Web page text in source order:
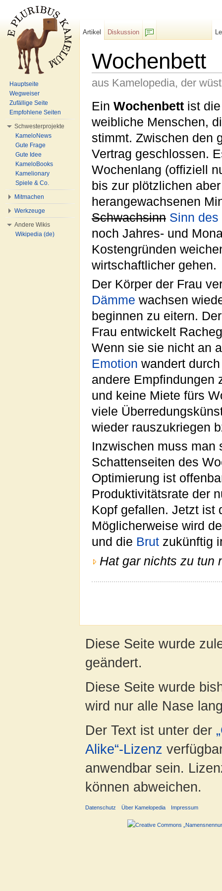
Wochenbett
aus Kamelopedia, der
Ein Wochenbett ist
weibliche Menschen,
stimmt. Zwischen den
Vertrag geschlossen.
Wochenlang (offiziell
bis zur plötzlichen
herangewachsenen
Schwachsinn Sinn des
noch Jahres- und
Kostengründen
wirtschaftlicher gehen.
Der Körper der Frau
Dämme wachsen
beginnen zu eitern.
Frau entwickelt
Wenn sie sie nicht an
Emotion wandert
andere Empfindungen
und keine Miete fürs
viele
wieder rauszukriegen
Inzwischen muss
Schattenseiten des
Optimierung ist
Produktivitätsrate der
Kopf gefallen. Jetzt ist
Möglicherweise wird
und die Brut zukünftig
Hat gar nichts zu tun
Artikel
Diskussion
Hauptseite
Wegweiser
Zufällige Seite
Empfohlene Seiten
Schwesterprojekte
KameloNews
Gute Frage
Gute Idee
KameloBooks
Kamelionary
Spiele & Co.
Mitmachen
Werkzeuge
Andere Wikis
Wikipedia (de)
Diese Seite wurde
geändert.
Diese Seite wurde
wird nur alle Nase
Der Text ist unter der
Alike“-Lizenz
anwendbar sein.
können abweichen.
Datenschutz Über Kamelopedia Impressum